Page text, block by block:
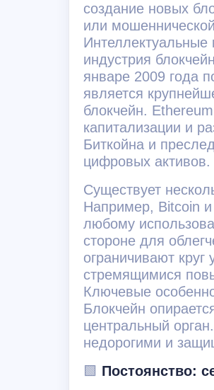
создание новых
или
индустрия
январе 2009 года
является
блокчейн.
капитализации и
Биткойна и
цифровых активов.
Существует
Например, Bitcoin
любому
стороне для
ограничивают
стремящимися
Ключевые
Блокчейн
центральный
недорогими и
🟩 Постоянство: